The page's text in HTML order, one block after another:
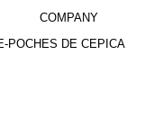
COMPANY
POCHES DE CEPICA